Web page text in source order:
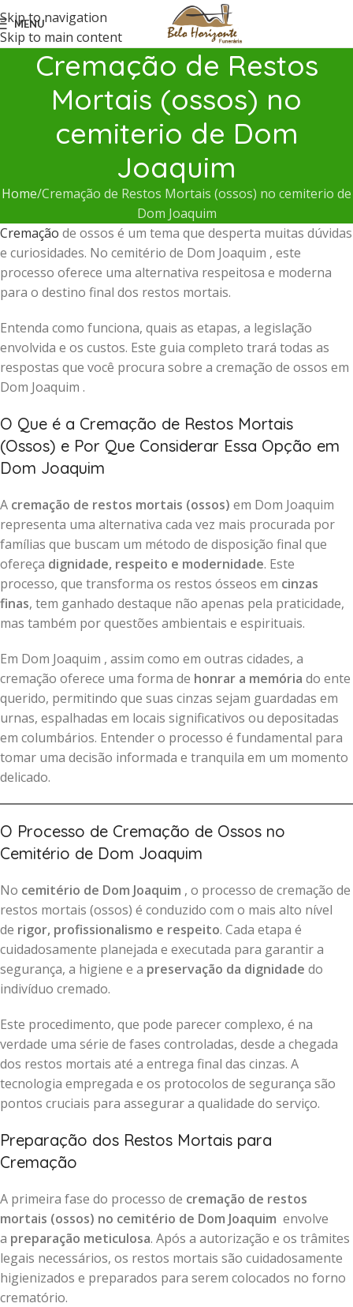
Skip to navigation
Skip to main content
MENU
Cremação de Restos
Mortais (ossos) no
cemiterio de Dom
Joaquim
Home Cremação de Restos Mortais (ossos) no cemiterio de
Dom Joaquim
Cremação de ossos é um tema que desperta muitas dúvidas
e curiosidades. No cemitério de Dom Joaquim , este
processo oferece uma alternativa respeitosa e moderna
para o destino final dos restos mortais.
Entenda como funciona, quais as etapas, a legislação
envolvida e os custos. Este guia completo trará todas as
respostas que você procura sobre a cremação de ossos em
Dom Joaquim .
O Que é a Cremação de Restos Mortais
(Ossos) e Por Que Considerar Essa Opção em
Dom Joaquim
A cremação de restos mortais (ossos) em Dom Joaquim
representa uma alternativa cada vez mais procurada por
famílias que buscam um método de disposição final que
ofereça dignidade, respeito e modernidade. Este
processo, que transforma os restos ósseos em cinzas
finas, tem ganhado destaque não apenas pela praticidade,
mas também por questões ambientais e espirituais.
Em Dom Joaquim , assim como em outras cidades, a
cremação oferece uma forma de honrar a memória do ente
querido, permitindo que suas cinzas sejam guardadas em
urnas, espalhadas em locais significativos ou depositadas
em columbários. Entender o processo é fundamental para
tomar uma decisão informada e tranquila em um momento
delicado.
O Processo de Cremação de Ossos no
Cemitério de Dom Joaquim
No cemitério de Dom Joaquim , o processo de cremação de
restos mortais (ossos) é conduzido com o mais alto nível
de rigor, profissionalismo e respeito. Cada etapa é
cuidadosamente planejada e executada para garantir a
segurança, a higiene e a preservação da dignidade do
indivíduo cremado.
Este procedimento, que pode parecer complexo, é na
verdade uma série de fases controladas, desde a chegada
dos restos mortais até a entrega final das cinzas. A
tecnologia empregada e os protocolos de segurança são
pontos cruciais para assegurar a qualidade do serviço.
Preparação dos Restos Mortais para
Cremação
A primeira fase do processo de cremação de restos
mortais (ossos) no cemitério de Dom Joaquim envolve
a preparação meticulosa. Após a autorização e os trâmites
legais necessários, os restos mortais são cuidadosamente
higienizados e preparados para serem colocados no forno
crematório.